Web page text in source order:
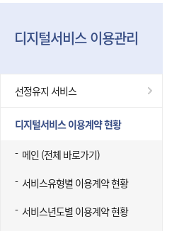
디지털서비스 이용관리
선정유지 서비스
디지털서비스 이용계약 현황
메인 (전체 바로가기)
서비스유형별 이용계약 현황
서비스년도별 이용계약 현황